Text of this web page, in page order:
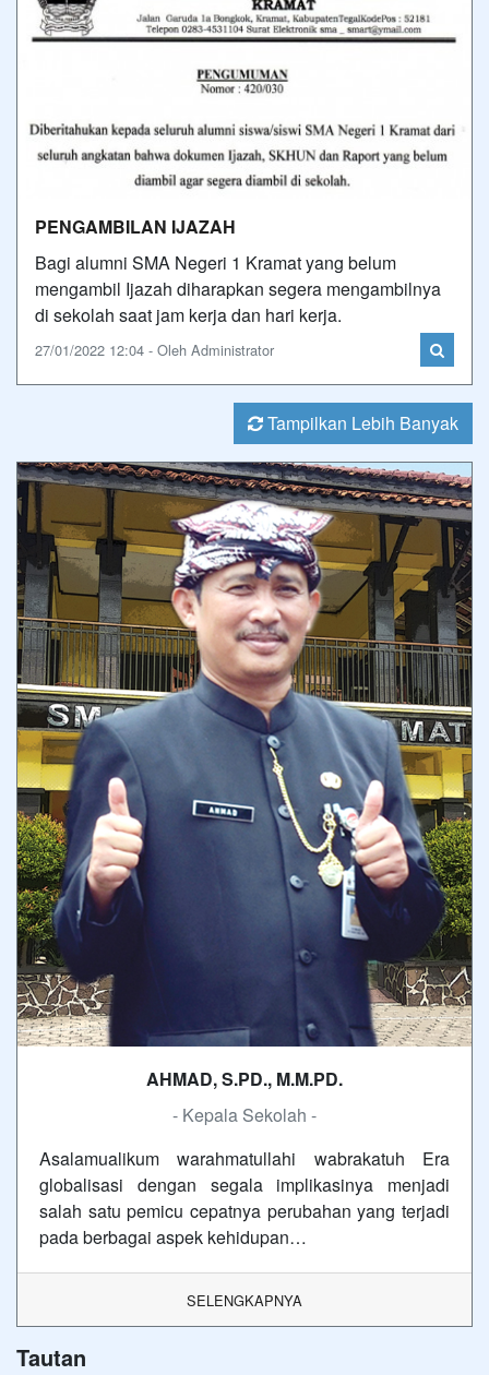
PENGAMBILAN IJAZAH
Bagi alumni SMA Negeri 1 Kramat yang belum
mengambil Ijazah diharapkan segera mengambilnya
di sekolah saat jam kerja dan hari kerja.
27/01/2022 12:04 - Oleh Administrator
Tampilkan Lebih Banyak
AHMAD, S.PD., M.M.PD.
- Kepala Sekolah -
Asalamualikum warahmatullahi wabrakatuh Era
globalisasi dengan segala implikasinya menjadi
salah satu pemicu cepatnya perubahan yang terjadi
pada berbagai aspek kehidupan…
SELENGKAPNYA
Tautan